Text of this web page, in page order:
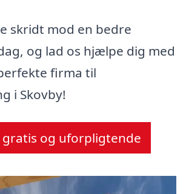
skridt mod en bedre
og lad os hjælpe dig med
firma til
i Skovby!
gratis og uforpligtende